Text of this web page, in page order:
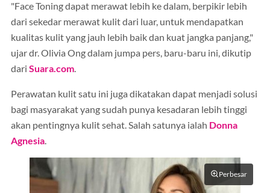
"Face Toning dapat merawat lebih ke dalam, berpikir lebih
dari sekedar merawat kulit dari luar, untuk mendapatkan
kualitas kulit yang jauh lebih baik dan kuat jangka panjang,"
ujar dr. Olivia Ong dalam jumpa pers, baru-baru ini, dikutip
dari Suara.com.
Perawatan kulit satu ini juga dikatakan dapat menjadi solusi
bagi masyarakat yang sudah punya kesadaran lebih tinggi
akan pentingnya kulit sehat. Salah satunya ialah Donna
Agnesia.
Perbesar